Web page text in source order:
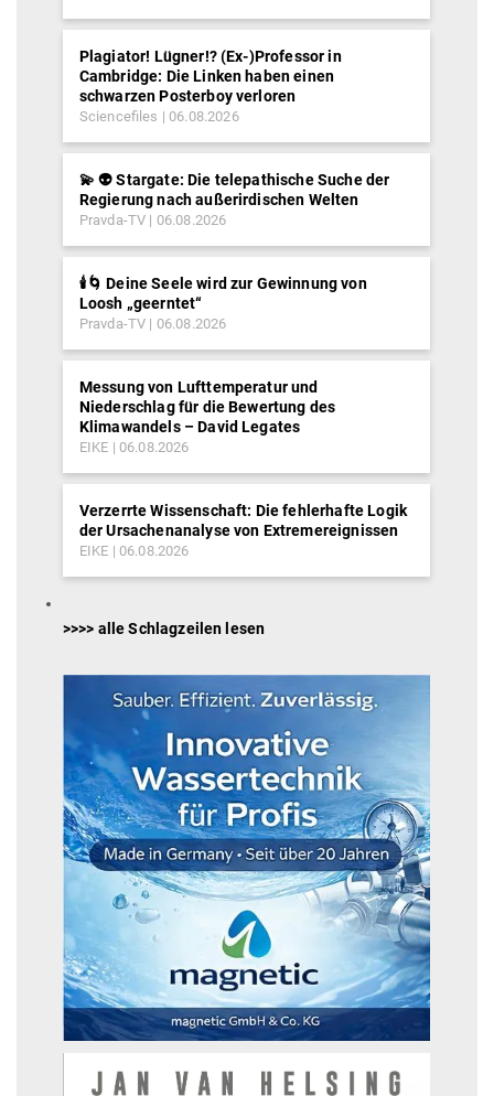
Plagiator! Lügner!? (Ex-)Professor in
Cambridge: Die Linken haben einen
schwarzen Posterboy verloren
Sciencefiles 06.08.2026
💫 👽 Stargate: Die telepathische Suche der
Regierung nach außerirdischen Welten
Pravda-TV 06.08.2026
🕯️🌀 Deine Seele wird zur Gewinnung von
Loosh „geerntet“
Pravda-TV 06.08.2026
Messung von Lufttemperatur und
Niederschlag für die Bewertung des
Klimawandels – David Legates
EIKE 06.08.2026
Verzerrte Wissenschaft: Die fehlerhafte Logik
der Ursachenanalyse von Extremereignissen
EIKE 06.08.2026
>>>> alle Schlagzeilen lesen